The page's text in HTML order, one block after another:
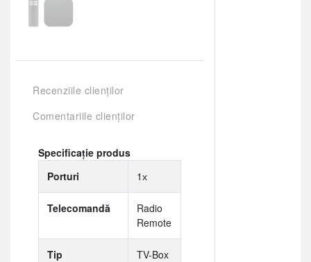
Recenziile clienților
Comentariile clienților
Specificație produs
Porturi
1х
Telecomandă
Radio
Remote
Tip TV-Box